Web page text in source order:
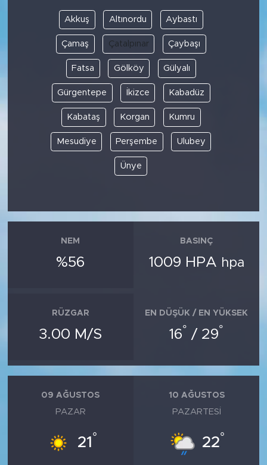
Akkuş Altınordu Aybastı
Çamaş Çatalpınar Çaybaşı
Fatsa Gölköy Gülyalı
Gürgentepe İkizce Kabadüz
Kabataş Korgan Kumru
Mesudiye Perşembe Ulubey
Ünye
NEM
%56
BASINÇ
1009 HPA hpa
RÜZGAR
3.00 M/S
EN DÜŞÜK / EN YÜKSEK
16° / 29°
09 AĞUSTOS
PAZAR
21 °
10 AĞUSTOS
PAZARTESI
22°